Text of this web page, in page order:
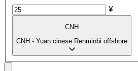
¥
CNH
CNH - Yuan cinese Renminbi offshore